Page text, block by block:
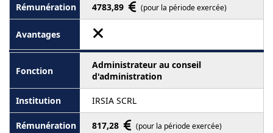
4783,89 (pour la période exercée)
Administrateur au conseil
d'administration
IRSIA SCRL
817,28 (pour la période exercée)